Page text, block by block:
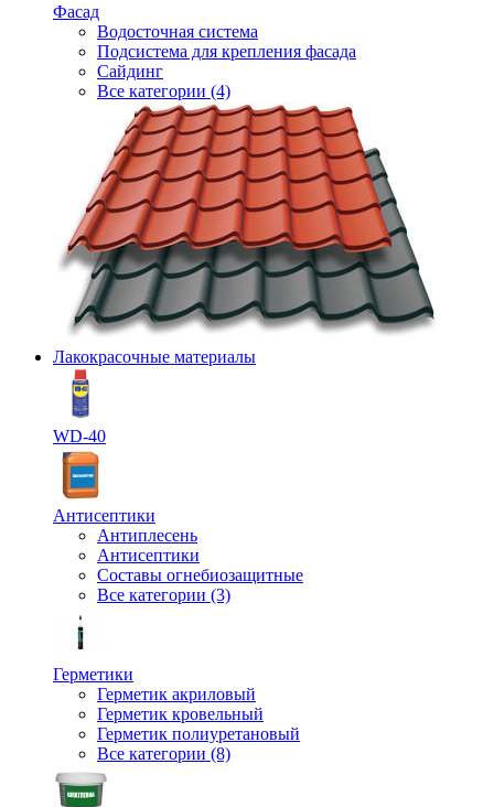
Фасад
Водосточная система
Подсистема для крепления фасада
Сайдинг
Все категории (4)
Лакокрасочные материалы
WD-40
Антисептики
Антиплесень
Антисептики
Составы огнебиозащитные
Все категории (3)
Герметики
Герметик акриловый
Герметик кровельный
Герметик полиуретановый
Все категории (8)